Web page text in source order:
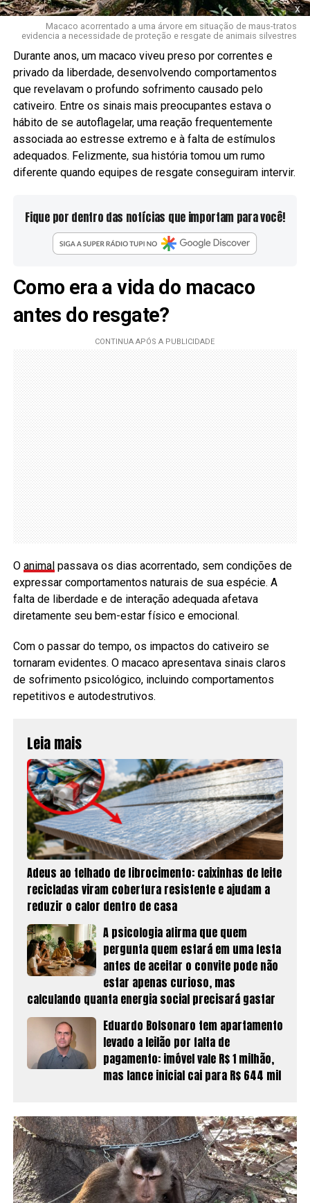
x
Macaco acorrentado a uma árvore em situação de maus-tratos
evidencia a necessidade de proteção e resgate de animais silvestres
Durante anos, um macaco viveu preso por correntes e
privado da liberdade, desenvolvendo comportamentos
que revelavam o profundo sofrimento causado pelo
cativeiro. Entre os sinais mais preocupantes estava o
hábito de se autoflagelar, uma reação frequentemente
associada ao estresse extremo e à falta de estímulos
adequados. Felizmente, sua história tomou um rumo
diferente quando equipes de resgate conseguiram intervir.
Fique por dentro das notícias que importam para você!
Como era a vida do macaco
antes do resgate?
O animalpassava os dias acorrentado, sem condições de
expressar comportamentos naturais de sua espécie. A
falta de liberdade e de interação adequada afetava
diretamente seu bem-estar físico e emocional.
Com o passar do tempo, os impactos do cativeiro se
tornaram evidentes. O macaco apresentava sinais claros
de sofrimento psicológico, incluindo comportamentos
repetitivos e autodestrutivos.
Leia mais
Adeus ao telhado de fibrocimento: caixinhas de leite
recicladas viram cobertura resistente e ajudam a
reduzir o calor dentro de casa
A psicologia afirma que quem
pergunta quem estará em uma festa
antes de aceitar o convite pode não
estar apenas curioso, mas
calculando quanta energia social precisará gastar
Eduardo Bolsonaro tem apartamento
levado a leilão por falta de
pagamento: imóvel vale R$ 1 milhão,
mas lance inicial cai para R$ 644 mil